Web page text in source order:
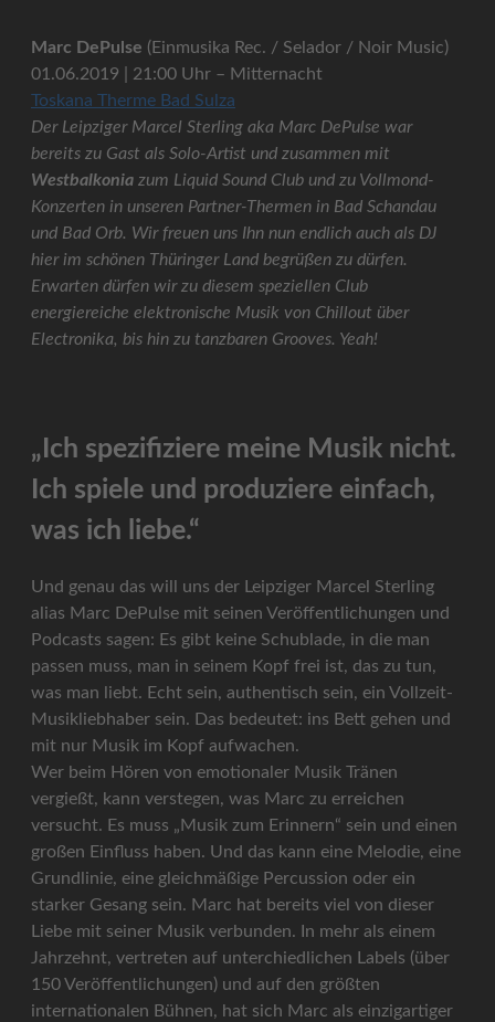
Marc DePulse (Einmusika Rec. / Selador / Noir Music)
01.06.2019 | 21:00 Uhr – Mitternacht
Toskana Therme Bad Sulza
Der Leipziger Marcel Sterling aka Marc DePulse war
bereits zu Gast als Solo-Artist und zusammen mit
Westbalkonia zum Liquid Sound Club und zu Vollmond-
Konzerten in unseren Partner-Thermen in Bad Schandau
und Bad Orb. Wir freuen uns Ihn nun endlich auch als DJ
hier im schönen Thüringer Land begrüßen zu dürfen.
Erwarten dürfen wir zu diesem speziellen Club
energiereiche elektronische Musik von Chillout über
Electronika, bis hin zu tanzbaren Grooves. Yeah!
„Ich spezifiziere meine Musik nicht.
Ich spiele und produziere einfach,
was ich liebe.“
Und genau das will uns der Leipziger Marcel Sterling
alias Marc DePulse mit seinen Veröffentlichungen und
Podcasts sagen: Es gibt keine Schublade, in die man
passen muss, man in seinem Kopf frei ist, das zu tun,
was man liebt. Echt sein, authentisch sein, ein Vollzeit-
Musikliebhaber sein. Das bedeutet: ins Bett gehen und
mit nur Musik im Kopf aufwachen.
Wer beim Hören von emotionaler Musik Tränen
vergießt, kann verstegen, was Marc zu erreichen
versucht. Es muss „Musik zum Erinnern“ sein und einen
großen Einfluss haben. Und das kann eine Melodie, eine
Grundlinie, eine gleichmäßige Percussion oder ein
starker Gesang sein. Marc hat bereits viel von dieser
Liebe mit seiner Musik verbunden. In mehr als einem
Jahrzehnt, vertreten auf unterchiedlichen Labels (über
150 Veröffentlichungen) und auf den größten
internationalen Bühnen, hat sich Marc als einzigartiger